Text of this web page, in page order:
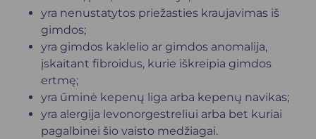
yra nenustatytos priežasties kraujavimas iš
gimdos;
yra gimdos kaklelio ar gimdos anomalija,
įskaitant fibroidus, kurie iškreipia gimdos
ertmę;
yra ūminė kepenų liga arba kepenų navikas;
yra alergija levonorgestreliui arba bet kuriai
pagalbinei šio vaisto medžiagai.